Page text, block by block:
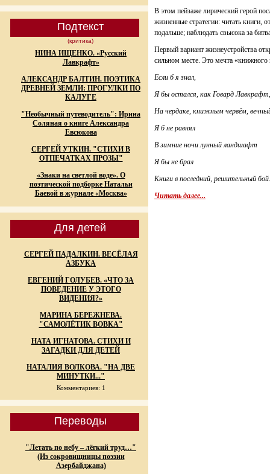
Подтекст
(критика)
НИНА ИЩЕНКО. «Русский
Лавкрафт»
АЛЕКСАНДР БАЛТИН. ПОЭТИКА
ДРЕВНЕЙ ЗЕМЛИ: ПРОГУЛКИ ПО
КАЛУГЕ
"Необычный путеводитель": Ирина
Соляная о книге Александра
Евсюкова
СЕРГЕЙ УТКИН. "СТИХИ В
ОТПЕЧАТКАХ ПРОЗЫ"
«Знаки на светлой воде». О
поэтической подборке Натальи
Баевой в журнале «Москва»
Для детей
СЕРГЕЙ ПАДАЛКИН. ВЕСЁЛАЯ
АЗБУКА
ЕВГЕНИЙ ГОЛУБЕВ. «ЧТО ЗА
ПОВЕДЕНИЕ У ЭТОГО
ВИДЕНИЯ?»
МАРИНА БЕРЕЖНЕВА.
"САМОЛЁТИК ВОВКА"
НАТА ИГНАТОВА. СТИХИ И
ЗАГАДКИ ДЛЯ ДЕТЕЙ
НАТАЛИЯ ВОЛКОВА. "НА ДВЕ
МИНУТКИ..."
Комментариев: 1
Переводы
"Летать по небу – лёгкий труд…"
(Из сокровищницы поэзии
Азербайджана)
В этом пейзаже лирический герой
жизненные стратегии: читать книги,
подальше; наблюдать свысока за
Первый вариант жизнеустройства
сильном месте. Это мечта
Если б я знал,
Я бы остался, как Говард Лавкрафт,
На чердаке, книжным червём,
Я б не равнял
В зимние ночи лунный ландшафт
Я бы не брал
Книги в последний, решительный бой.
Читать далее...